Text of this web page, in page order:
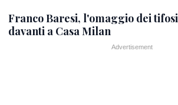
Franco Baresi, l'omaggio dei tifosi
davanti a Casa Milan